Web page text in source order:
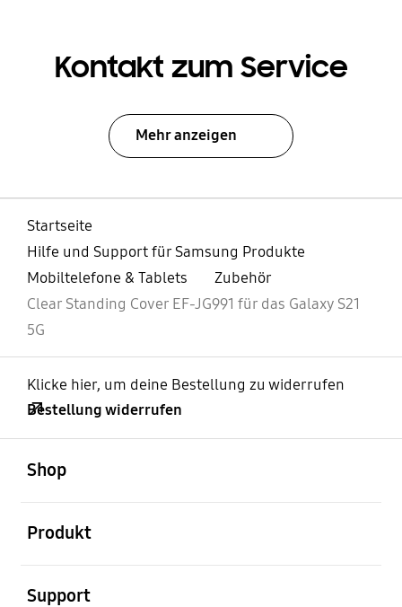
Kontakt zum Service
Mehr anzeigen
Startseite
Hilfe und Support für Samsung Produkte
Mobiltelefone & Tablets
Zubehör
Clear Standing Cover EF-JG991 für das Galaxy S21
5G
Klicke hier, um deine Bestellung zu widerrufen
Bestellung widerrufen
Shop
Produkt
Support